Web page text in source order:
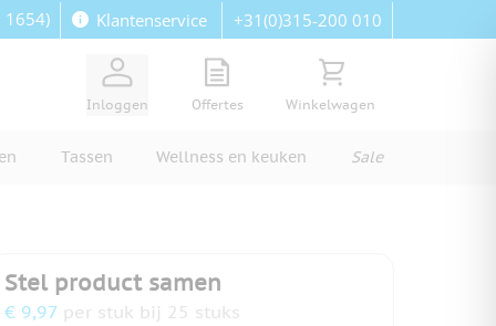
1654) Klantenservice +31(0)315-200 010
Inloggen
View quote, Quote is empty
Offertes
Bekijk winkelwagen,
Winkelwagen
Tassen Wellness en keuken Sale
Stel product samen
€ 9,97 per stuk bij 25 stuks